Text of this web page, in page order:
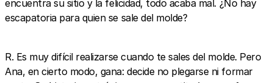
encuentra su sitio y la felicidad, todo acaba mal. ¿No hay
escapatoria para quien se sale del molde?
R. Es muy difícil realizarse cuando te sales del molde. Pero
Ana, en cierto modo, gana: decide no plegarse ni formar